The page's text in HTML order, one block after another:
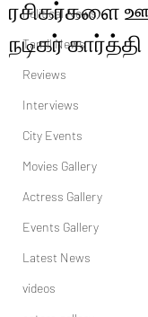
Political News
Tamil News
Reviews
Interviews
City Events
Movies Gallery
Actress Gallery
Events Gallery
Latest News
videos
ரசிகர்களை
நடிகர் கார்த்தி